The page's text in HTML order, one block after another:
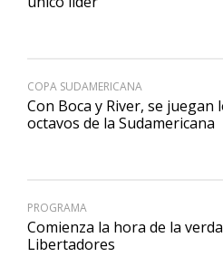
COPA SUDAMERICANA
Con Boca y River, se juegan
octavos de la Sudamericana
PROGRAMA
Comienza la hora de la
Libertadores